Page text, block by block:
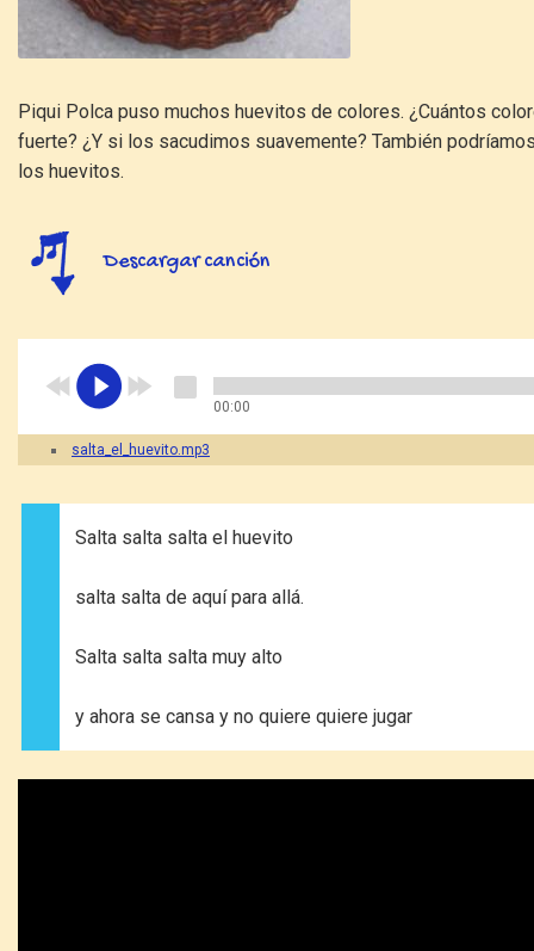
Piqui Polca puso muchos huevitos de colores. ¿Cuántos
fuerte? ¿Y si los sacudimos suavemente? También
los huevitos.
Descargar canción
00:00
salta_el_huevito.mp3
Salta salta salta el huevito
salta salta de aquí para allá.
Salta salta salta muy alto
y ahora se cansa y no quiere quiere jugar